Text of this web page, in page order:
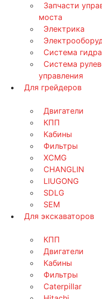
Запчасти
моста
Электрика
Система
Система
управления
Для грейдеров
Двигатели
КПП
Кабины
Фильтры
XCMG
CHANGLIN
LIUGONG
SDLG
SEM
Для экскаваторов
КПП
Двигатели
Кабины
Фильтры
Caterpillar